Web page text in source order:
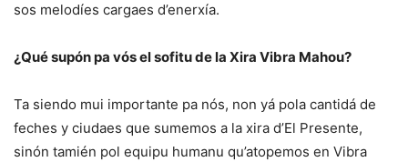
sos melodíes cargaes d’enerxía.
¿Qué supón pa vós el sofitu de la Xira Vibra Mahou?
Ta siendo mui importante pa nós, non yá pola cantidá de
feches y ciudaes que sumemos a la xira d’El Presente,
sinón tamién pol equipu humanu qu’atopemos en Vibra